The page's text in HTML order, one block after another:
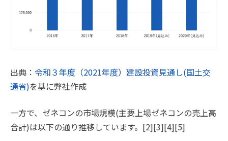
出典： 令和３年度（2021年度）建設投資見通し(国土交
通省)を基に弊社作成
一方で、ゼネコンの市場規模(主要上場ゼネコンの売上高
合計)は以下の通り推移しています。[2][3][4][5]